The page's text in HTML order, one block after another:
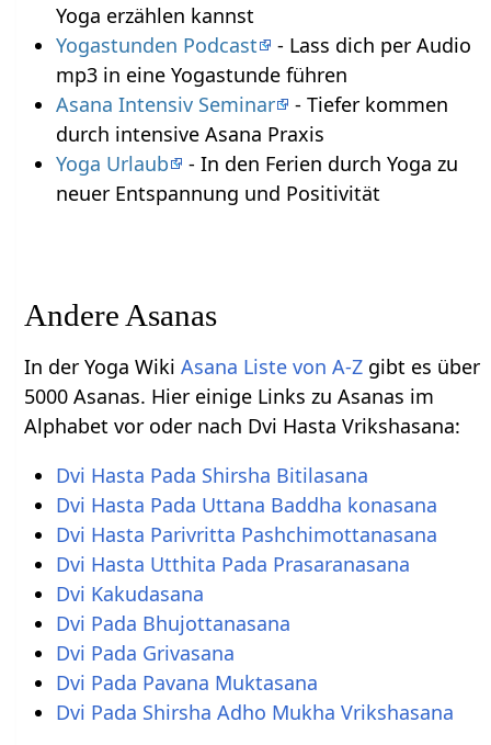
Yoga erzählen kannst
Yogastunden Podcast
- Lass dich per Audio
mp3 in eine Yogastunde führen
Asana Intensiv Seminar
- Tiefer kommen
durch intensive Asana Praxis
Yoga Urlaub
- In den Ferien durch Yoga zu
neuer Entspannung und Positivität
Andere Asanas
In der Yoga WikiAsana Liste von A-Z gibt es über
5000 Asanas. Hier einige Links zu Asanas im
Alphabet vor oder nach Dvi Hasta Vrikshasana:
Dvi Hasta Pada Shirsha Bitilasana
Dvi Hasta Pada Uttana Baddha konasana
Dvi Hasta Parivritta Pashchimottanasana
Dvi Hasta Utthita Pada Prasaranasana
Dvi Kakudasana
Dvi Pada Bhujottanasana
Dvi Pada Grivasana
Dvi Pada Pavana Muktasana
Dvi Pada Shirsha Adho Mukha Vrikshasana